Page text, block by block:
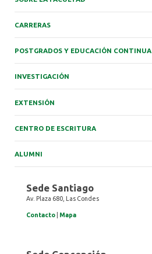
CARRERAS
POSTGRADOS Y EDUCACIÓN CONTINUA
INVESTIGACIÓN
EXTENSIÓN
CENTRO DE ESCRITURA
ALUMNI
Sede Santiago
Av. Plaza 680, Las Condes
Contacto Mapa